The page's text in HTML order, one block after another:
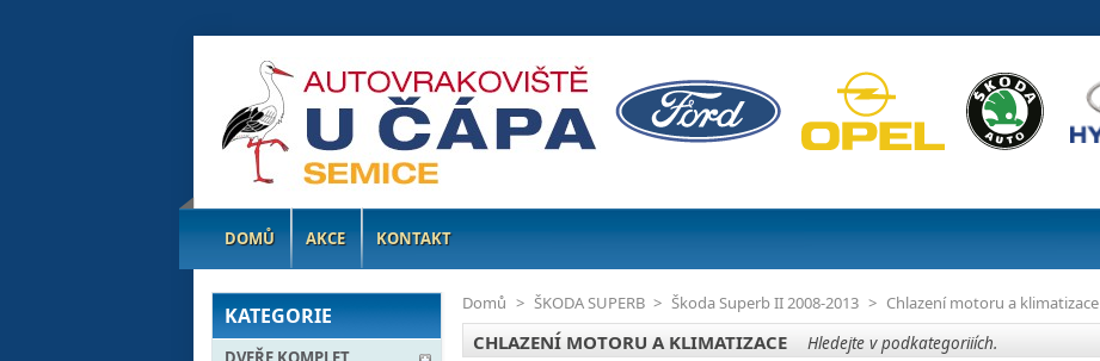
DOMŮ AKCE KONTAKT
KATEGORIE Domů > ŠKODA SUPERB > Škoda Superb II 2008-2013 > Chlazení motoru a klimatizace
CHLAZENÍ MOTORU A KLIMATIZACE Hledejte v podkategoriiích.